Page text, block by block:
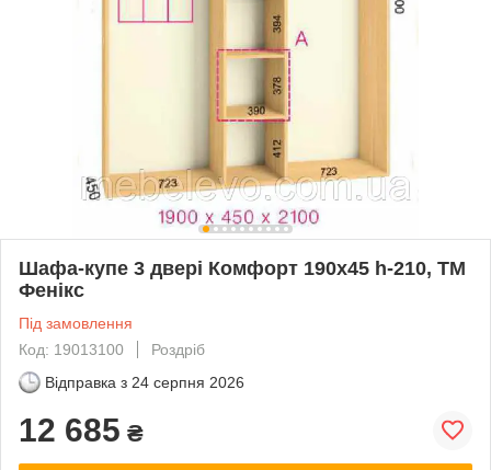
Шафа-купе 3 двері Комфорт 190х45 h-210, ТМ
Фенікс
Під замовлення
Код: 19013100
Роздріб
Відправка з 24 серпня 2026
12 685 ₴